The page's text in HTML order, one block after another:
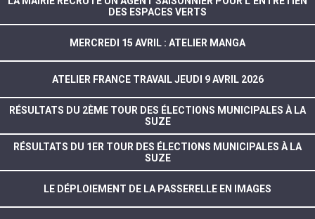
DES ESPACES VERTS
MERCREDI 15 AVRIL : ATELIER MANGA
ATELIER FRANCE TRAVAIL JEUDI 9 AVRIL 2026
RÉSULTATS DU 2ÈME TOUR DES ÉLECTIONS MUNICIPALES À LA
SUZE
RÉSULTATS DU 1ER TOUR DES ÉLECTIONS MUNICIPALES À LA
SUZE
LE DÉPLOIEMENT DE LA PASSERELLE EN IMAGES